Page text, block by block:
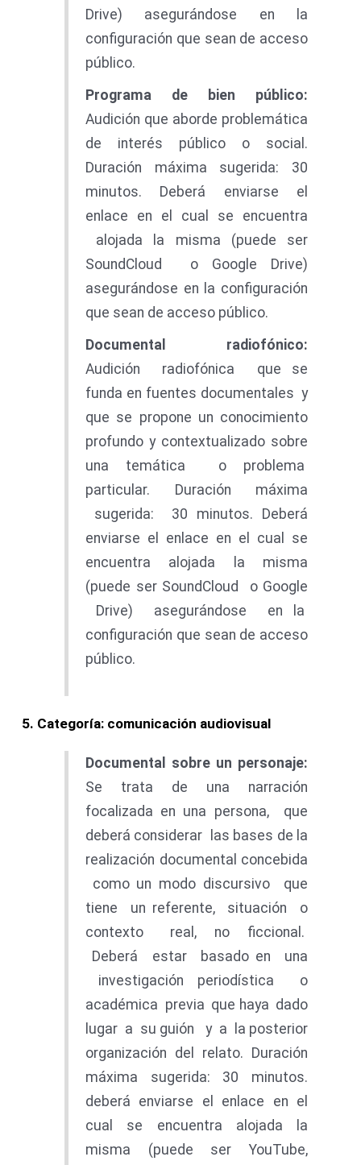
Drive) asegurándose en la
configuración que sean de acceso
público.
Programa de bien público:
Audición que aborde problemática
de interés público o social.
Duración máxima sugerida: 30
minutos. Deberá enviarse el
enlace en el cual se encuentra
alojada la misma (puede ser
SoundCloud o Google Drive)
asegurándose en la configuración
que sean de acceso público.
Documental radiofónico:
Audición radiofónica que se
funda en fuentes documentales y
que se propone un conocimiento
profundo y contextualizado sobre
una temática o problema
particular. Duración máxima
sugerida: 30 minutos. Deberá
enviarse el enlace en el cual se
encuentra alojada la misma
(puede ser SoundCloud o Google
Drive) asegurándose en la
configuración que sean de acceso
público.
5. Categoría: comunicación audiovisual
Documental sobre un personaje:
Se trata de una narración
focalizada en una persona, que
deberá considerar las bases de la
realización documental concebida
como un modo discursivo que
tiene un referente, situación o
contexto real, no ficcional.
Deberá estar basado en una
investigación periodística o
académica previa que haya dado
lugar a su guión y a la posterior
organización del relato. Duración
máxima sugerida: 30 minutos.
deberá enviarse el enlace en el
cual se encuentra alojada la
misma (puede ser YouTube,